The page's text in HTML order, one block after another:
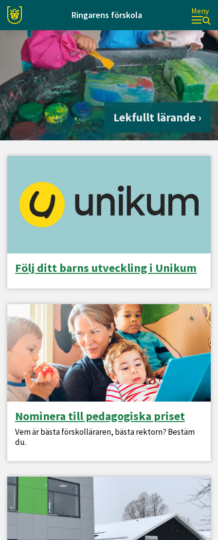
Ringarens förskola Meny
Lekfullt lärande
Följ ditt barns utveckling i Unikum
Nominera till pedagogiska priset
Vem är bästa förskolläraren, bästa rektorn? Bestäm
du.